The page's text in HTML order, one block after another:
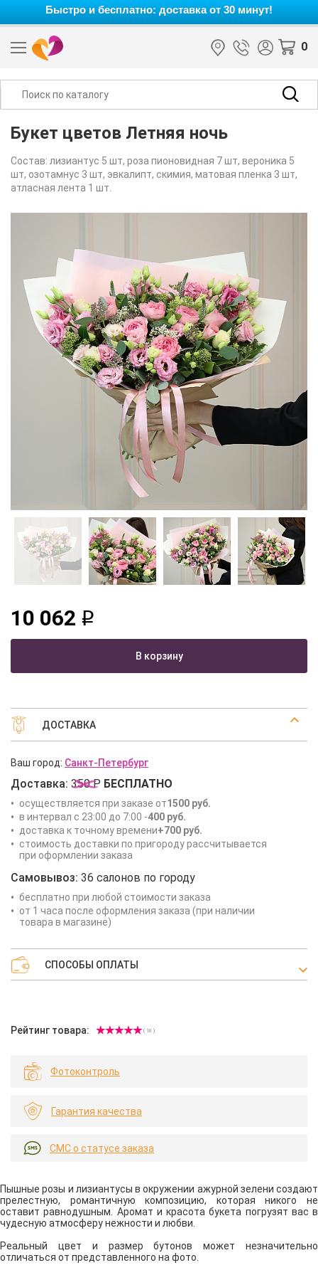
Быстро и бесплатно: доставка от 30 минут!
0
Букет цветов Летняя ночь
Состав: лизиантус 5 шт, роза пионовидная 7 шт, вероника 5
шт, озотамнус 3 шт, эвкалипт, скимия, матовая пленка 3 шт,
атласная лента 1 шт.
10 062 q
В корзину
ДОСТАВКА
Ваш город: Санкт-Петербург
Доставка: 350 Р БЕСПЛАТНО
осуществляется при заказе от1500 руб.
в интервал с 23:00 до 7:00 -400 руб.
доставка к точному времени+700 руб.
стоимость доставки по пригороду рассчитывается
при оформлении заказа
Самовывоз: 36 салонов по городу
бесплатно при любой стоимости заказа
от 1 часа после оформления заказа (при наличии
товара в магазине)
СПОСОБЫ ОПЛАТЫ
Рейтинг товара: ( 10 )
Фотоконтроль
Гарантия качества
СМС о статусе заказа
Пышные розы и лизиантусы в окружении ажурной зелени создают
прелестную, романтичную композицию, которая никого не
оставит равнодушным. Аромат и красота букета погрузят вас в
чудесную атмосферу нежности и любви.
Реальный цвет и размер бутонов может незначительно
отличаться от представленного на фото.